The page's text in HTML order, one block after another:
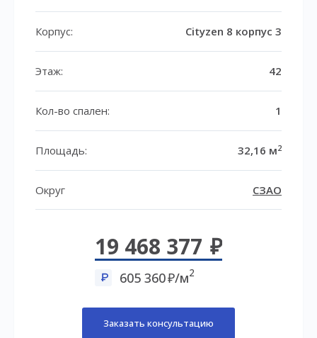
Корпус: Cityzen 8 корпус 3
Этаж: 42
Кол-во спален: 1
Площадь: 32,16 м2
Округ СЗАО
19 468 377
605 360 /м2
Заказать консультацию